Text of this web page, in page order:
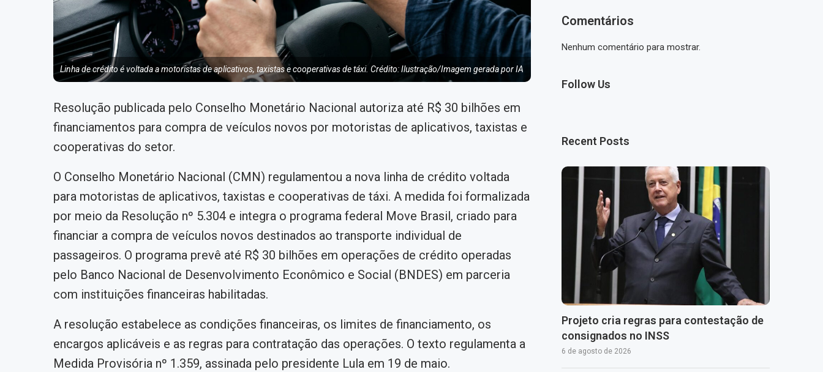
Linha de crédito é voltada a motoristas de aplicativos, taxistas e cooperativas de táxi. Crédito: Ilustração/Imagem gerada por IA
Resolução publicada pelo Conselho Monetário Nacional autoriza até R$ 30 bilhões em
financiamentos para compra de veículos novos por motoristas de aplicativos, taxistas e
cooperativas do setor.
O Conselho Monetário Nacional (CMN) regulamentou a nova linha de crédito voltada
para motoristas de aplicativos, taxistas e cooperativas de táxi. A medida foi formalizada
por meio da Resolução nº 5.304 e integra o programa federal Move Brasil, criado para
financiar a compra de veículos novos destinados ao transporte individual de
passageiros. O programa prevê até R$ 30 bilhões em operações de crédito operadas
pelo Banco Nacional de Desenvolvimento Econômico e Social (BNDES) em parceria
com instituições financeiras habilitadas.
A resolução estabelece as condições financeiras, os limites de financiamento, os
encargos aplicáveis e as regras para contratação das operações. O texto regulamenta a
Medida Provisória nº 1.359, assinada pelo presidente Lula em 19 de maio.
Comentários
Nenhum comentário para mostrar.
Follow Us
Recent Posts
Projeto cria regras para contestação de
consignados no INSS
6 de agosto de 2026